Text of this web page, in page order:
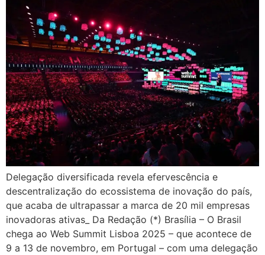
Delegação diversificada revela efervescência e
descentralização do ecossistema de inovação do país,
que acaba de ultrapassar a marca de 20 mil empresas
inovadoras ativas_ Da Redação (*) Brasília – O Brasil
chega ao Web Summit Lisboa 2025 – que acontece de
9 a 13 de novembro, em Portugal – com uma delegação